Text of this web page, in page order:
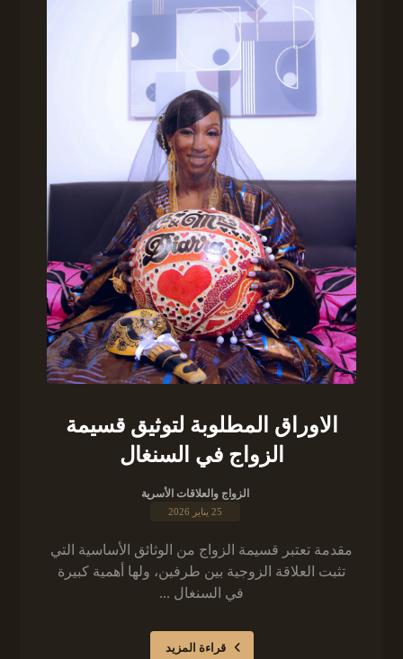
الاوراق المطلوبة لتوثيق قسيمة
الزواج في السنغال
الزواج والعلاقات الأسرية
25 يناير 2026
مقدمة تعتبر قسيمة الزواج من الوثائق الأساسية التي
تثبت العلاقة الزوجية بين طرفين، ولها أهمية كبيرة
في السنغال ...
قراءة المزيد